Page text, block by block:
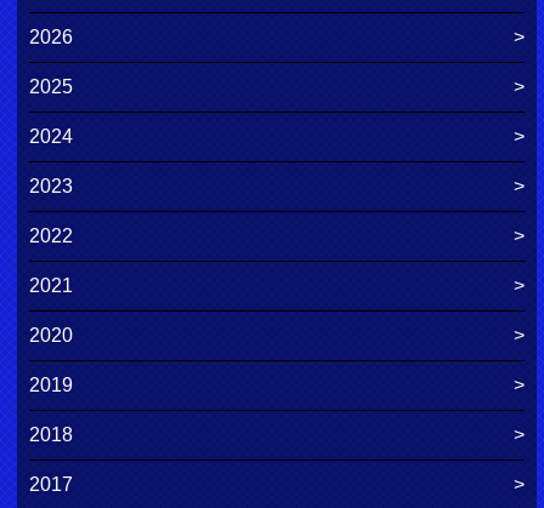
2026
2025
2024
2023
2022
2021
2020
2019
2018
2017